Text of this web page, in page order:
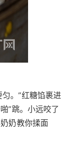
。”红糖馅裹进
”跳。小远咬了
奶教你揉面